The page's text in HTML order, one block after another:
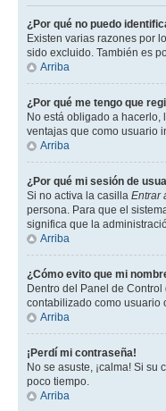
¿Por qué no puedo
Existen varias razones por
sido excluido. También es
Arriba
¿Por qué me tengo que
No está obligado a
ventajas que como usuario
Arriba
¿Por qué mi sesión de
Si no activa la casilla Entrar
persona. Para que el
significa que la
Arriba
¿Cómo evito que mi
Dentro del Panel de
contabilizado como usuario
Arriba
¡Perdí mi contraseña!
No se asuste, ¡calma! Si
poco tiempo.
Arriba